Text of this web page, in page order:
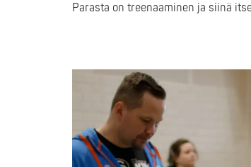
Parasta on treenaaminen ja siinä